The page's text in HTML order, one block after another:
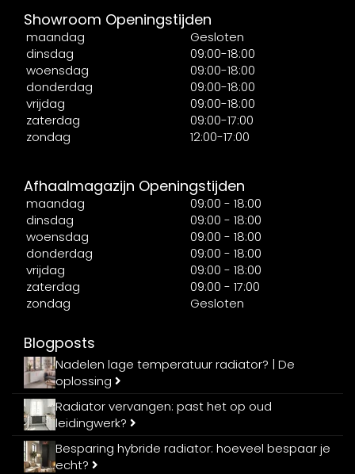
Showroom Openingstijden
maandag
Gesloten
dinsdag
09:00-18:00
woensdag
09:00-18:00
donderdag
09:00-18:00
vrijdag
09:00-18:00
zaterdag
09:00-17:00
zondag
12:00-17:00
Afhaalmagazijn Openingstijden
maandag
09:00 - 18:00
dinsdag
09:00 - 18:00
woensdag
09:00 - 18:00
donderdag
09:00 - 18:00
vrijdag
09:00 - 18:00
zaterdag
09:00 - 17:00
zondag
Gesloten
Blogposts
Nadelen lage temperatuur radiator? | De
oplossing
Radiator vervangen: past het op oud
leidingwerk?
Besparing hybride radiator: hoeveel bespaar je
echt?